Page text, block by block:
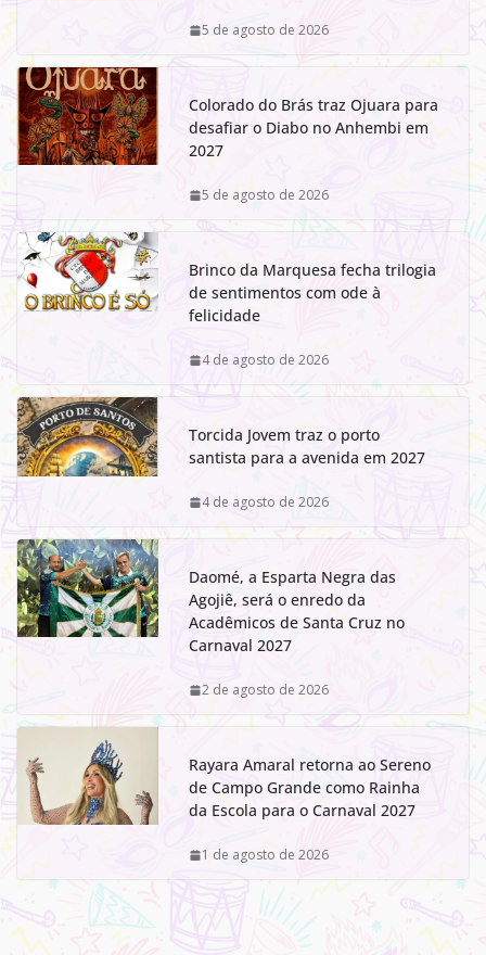
5 de agosto de 2026
Colorado do Brás traz Ojuara para
desafiar o Diabo no Anhembi em
2027
5 de agosto de 2026
Brinco da Marquesa fecha trilogia
de sentimentos com ode à
felicidade
4 de agosto de 2026
Torcida Jovem traz o porto
santista para a avenida em 2027
4 de agosto de 2026
Daomé, a Esparta Negra das
Agojiê, será o enredo da
Acadêmicos de Santa Cruz no
Carnaval 2027
2 de agosto de 2026
Rayara Amaral retorna ao Sereno
de Campo Grande como Rainha
da Escola para o Carnaval 2027
1 de agosto de 2026